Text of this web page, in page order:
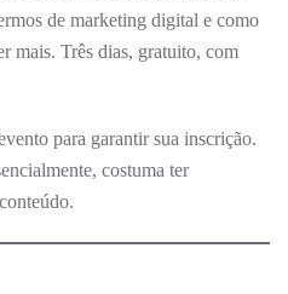
de marketing digital e como
mais. Três dias, gratuito, com
para garantir sua inscrição.
costuma ter